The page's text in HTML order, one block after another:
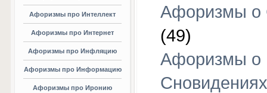
Афоризмы про Интеллект
Афоризмы про Интернет
Афоризмы про Инфляцию
Афоризмы про Информацию
Афоризмы про Иронию
Афоризмы о
(49)
Афоризмы о
Сновидениях